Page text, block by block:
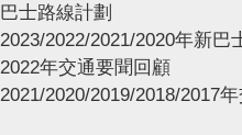
巴士路線計劃
2023/2022/2021/2020年新巴
2022年交通要聞回顧
2021/2020/2019/2018/2017